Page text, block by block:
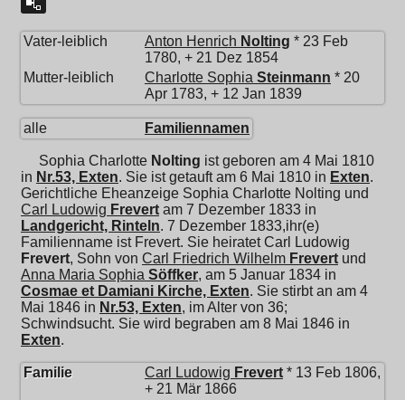
Vater-leiblich Anton Henrich Nolting * 23 Feb
1780, + 21 Dez 1854
Mutter-leiblich
Charlotte Sophia Steinmann * 20
Apr 1783, + 12 Jan 1839
alle Familiennamen
Sophia Charlotte Nolting ist geboren am 4 Mai 1810
in Nr.53, Exten. Sie ist getauft am 6 Mai 1810 in Exten.
Gerichtliche Eheanzeige Sophia Charlotte Nolting und
Carl Ludowig Frevert am 7 Dezember 1833 in
Landgericht, Rinteln. 7 Dezember 1833,ihr(e)
Familienname ist Frevert. Sie heiratetCarl Ludowig
Frevert, Sohn von Carl Friedrich Wilhelm Frevert und
Anna Maria Sophia Söffker, am 5 Januar 1834 in
Cosmae et Damiani Kirche, Exten. Sie stirbt an am 4
Mai 1846 in Nr.53, Exten, im Alter von 36;
Schwindsucht. Sie wird begraben am 8 Mai 1846 in
Exten.
Familie Carl Ludowig Frevert * 13 Feb 1806,
+ 21 Mär 1866